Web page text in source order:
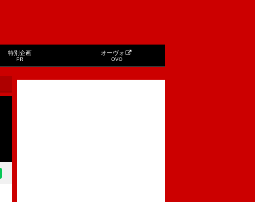
特別企画
PR
オーヴォ
OVO